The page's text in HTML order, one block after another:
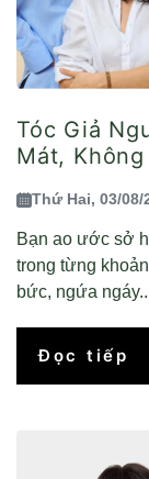
Tóc Giả
Mát,
Thứ Hai, 03/08/
Bạn ao ước sở
trong từng
bức, ngứa
Đọc tiếp